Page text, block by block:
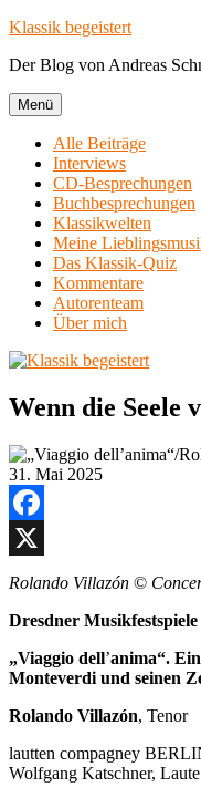
Zum
springen
Klassik begeistert
Der Blog von Andreas
Menü
Alle Beiträge
Interviews
CD-Besprechungen
Buchbesprechungen
Klassikwelten
Meine
Das Klassik-Quiz
Kommentare
Autorenteam
Über mich
Wenn die Seele
Facebook
X
Rolando Villazón ©
Dresdner Musikfestspiele
„Viaggio dell’anima“.
Monteverdi und seinen
Rolando Villazón, Tenor
lautten compagney
Wolfgang Katschner,